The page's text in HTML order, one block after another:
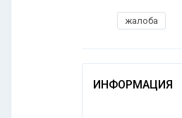
жалоба
ИНФОРМАЦИЯ